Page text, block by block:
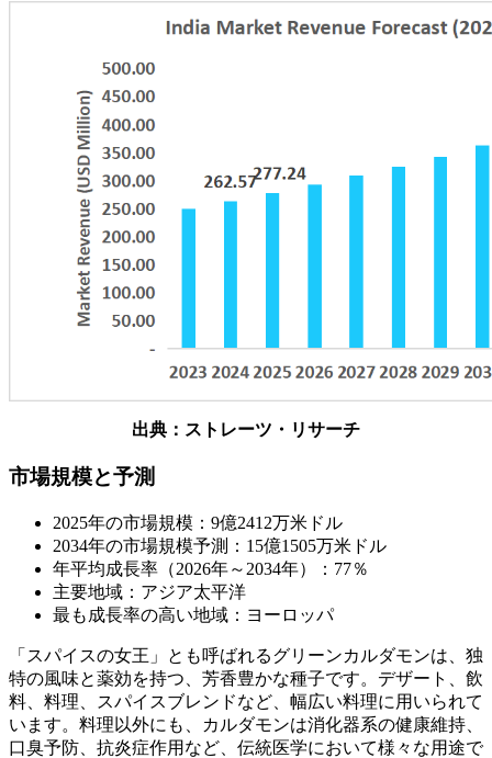
出典：ストレーツ・リサーチ
市場規模と予測
2025年の市場規模：9億2412万米ドル
2034年の市場規模予測：15億1505万米ドル
年平均成長率（2026年～2034年）：77％
主要地域：アジア太平洋
最も成長率の高い地域：ヨーロッパ
「スパイスの女王」とも呼ばれるグリーンカルダモンは、独
特の風味と薬効を持つ、芳香豊かな種子です。デザート、飲
料、料理、スパイスブレンドなど、幅広い料理に用いられて
います。料理以外にも、カルダモンは消化器系の健康維持、
口臭予防、抗炎症作用など、伝統医学において様々な用途で